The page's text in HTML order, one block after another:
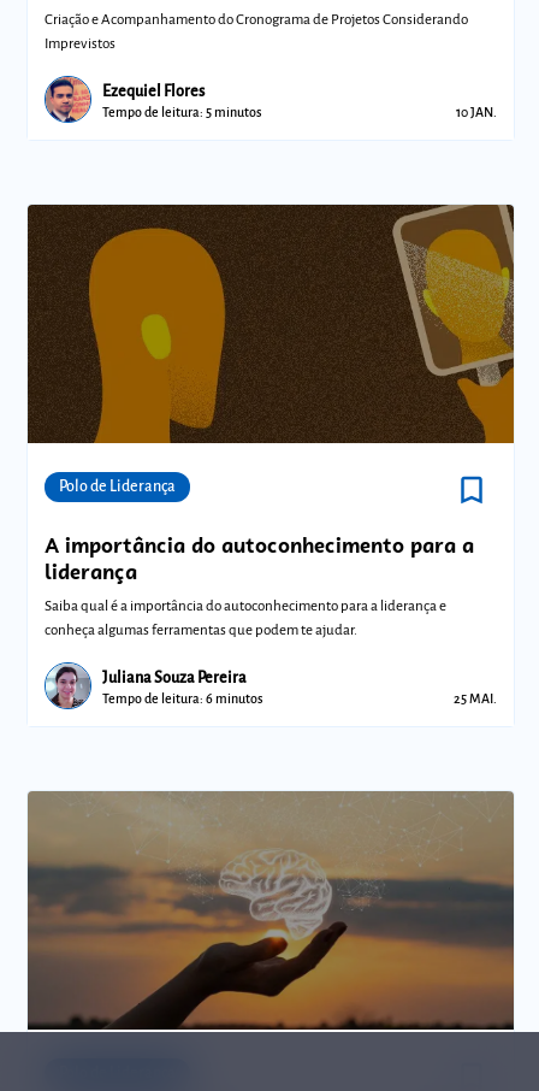
Criação e Acompanhamento do Cronograma de Projetos Considerando
Imprevistos
Ezequiel Flores
Tempo de leitura: 5 minutos 10 JAN.
Polo de Liderança bookmark_border
A importância do autoconhecimento para a
liderança
Saiba qual é a importância do autoconhecimento para a liderança e
conheça algumas ferramentas que podem te ajudar.
Juliana Souza Pereira
Tempo de leitura: 6 minutos 25 MAI.